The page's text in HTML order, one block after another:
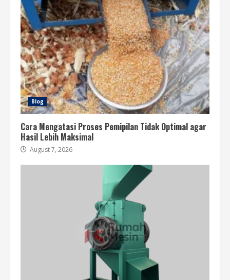
Blog
Cara Mengatasi Proses Pemipilan Tidak Optimal agar
Hasil Lebih Maksimal
August 7, 2026